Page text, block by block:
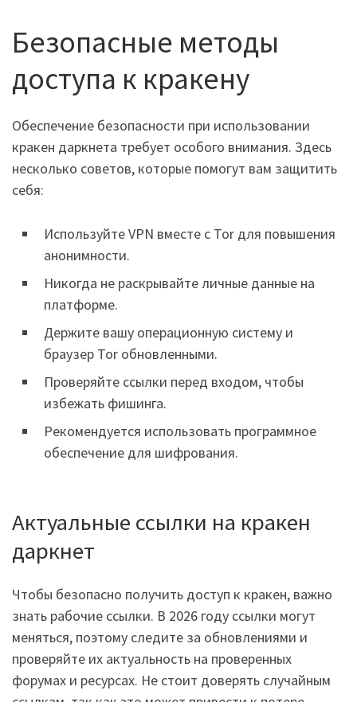
Безопасные методы
доступа к кракену
Обеспечение безопасности при использовании
кракен даркнета требует особого внимания. Здесь
несколько советов, которые помогут вам защитить
себя:
Используйте VPN вместе с Tor для повышения
анонимности.
Никогда не раскрывайте личные данные на
платформе.
Держите вашу операционную систему и
браузер Tor обновленными.
Проверяйте ссылки перед входом, чтобы
избежать фишинга.
Рекомендуется использовать программное
обеспечение для шифрования.
Актуальные ссылки на кракен
даркнет
Чтобы безопасно получить доступ к кракен, важно
знать рабочие ссылки. В 2026 году ссылки могут
меняться, поэтому следите за обновлениями и
проверяйте их актуальность на проверенных
форумах и ресурсах. Не стоит доверять случайным